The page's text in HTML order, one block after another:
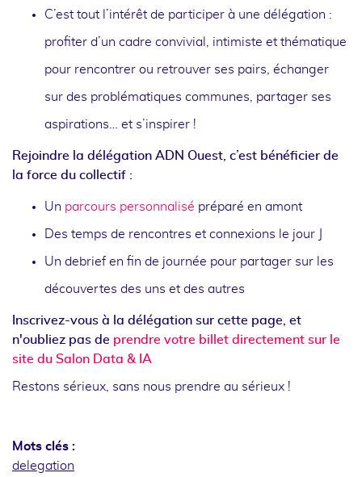
C’est tout l’intérêt de participer à une délégation :
profiter d’un cadre convivial, intimiste et thématique
pour rencontrer ou retrouver ses pairs, échanger
sur des problématiques communes, partager ses
aspirations… et s’inspirer !
Rejoindre la délégation ADN Ouest, c’est bénéficier de
la force du collectif :
Un parcours personnalisé préparé en amont
Des temps de rencontres et connexions le jour J
Un debrief en fin de journée pour partager sur les
découvertes des uns et des autres
Inscrivez-vous à la délégation sur cette page, et
n'oubliez pas de prendre votre billet directement sur le
site du Salon Data & IA
Restons sérieux, sans nous prendre au sérieux !
Mots clés :
delegation